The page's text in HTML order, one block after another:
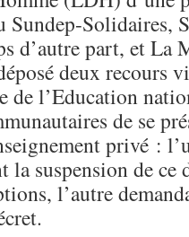
Sundep-Solidaires,
d’autre part, et La
deux recours
de l’Education
de se
privé :
la suspension de ce
l’autre